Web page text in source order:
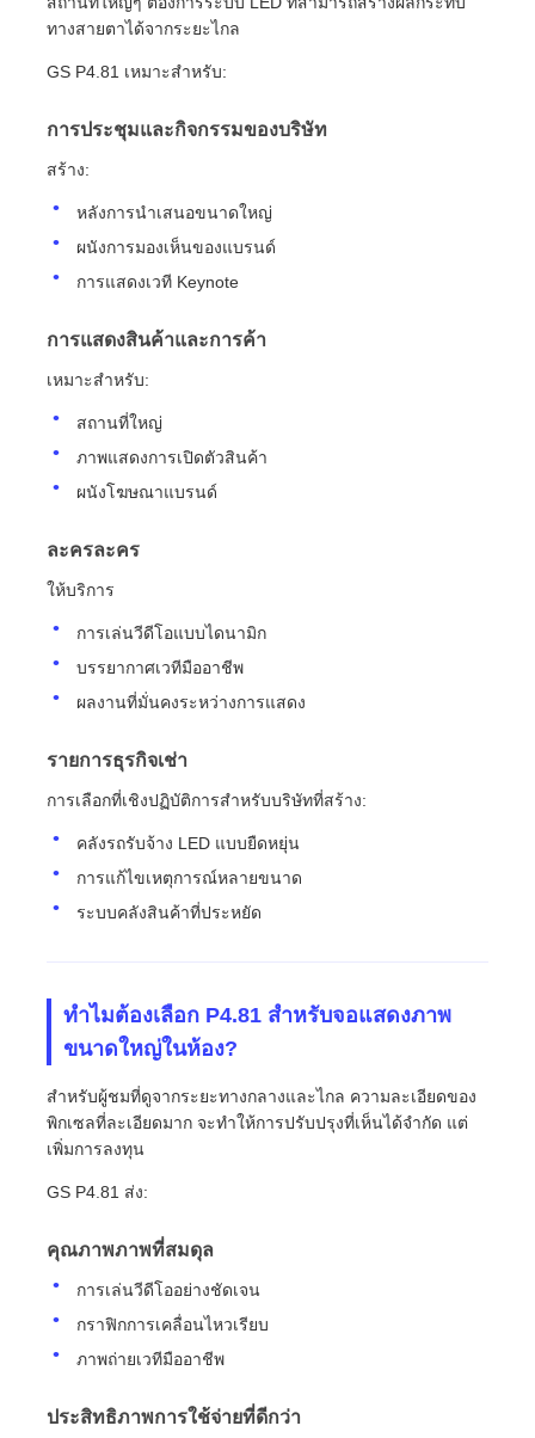
บอร์ดจอ LED นอก
ป้ายโฆษณากลางแจ้ง
ทางสายตาได้จากระยะไกล
GS P4.81 เหมาะสําหรับ:
การประชุมและกิจกรรมของบริษัท
สร้าง:
หลังการนําเสนอขนาดใหญ่
ผนังการมองเห็นของแบรนด์
การแสดงเวที Keynote
การแสดงสินค้าและการค้า
เหมาะสําหรับ:
สถานที่ใหญ่
ภาพแสดงการเปิดตัวสินค้า
ผนังโฆษณาแบรนด์
ละครละคร
ให้บริการ
การเล่นวีดีโอแบบไดนามิก
บรรยากาศเวทีมืออาชีพ
ผลงานที่มั่นคงระหว่างการแสดง
รายการธุรกิจเช่า
การเลือกที่เชิงปฏิบัติการสําหรับบริษัทที่สร้าง:
คลังรถรับจ้าง LED แบบยืดหยุ่น
การแก้ไขเหตุการณ์หลายขนาด
ระบบคลังสินค้าที่ประหยัด
ทําไมต้องเลือก P4.81 สําหรับจอแสดงภาพ
ขนาดใหญ่ในห้อง?
สําหรับผู้ชมที่ดูจากระยะทางกลางและไกล ความละเอียดของ
พิกเซลที่ละเอียดมาก จะทําให้การปรับปรุงที่เห็นได้จํากัด แต่
เพิ่มการลงทุน
GS P4.81 ส่ง:
คุณภาพภาพที่สมดุล
การเล่นวีดีโออย่างชัดเจน
กราฟิกการเคลื่อนไหวเรียบ
ภาพถ่ายเวทีมืออาชีพ
ประสิทธิภาพการใช้จ่ายที่ดีกว่า